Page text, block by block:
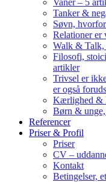
Vaner – 5
Tanker &
Søvn,
Relationer er
Walk & Talk,
Filosofi,
artikler
Trivsel er
er også
Kærlighed &
Børn &
Referencer
Priser & Profil
Priser
CV –
Kontakt
Betingelser,